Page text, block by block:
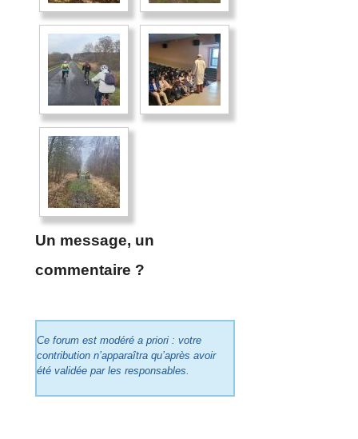
Un message, un
commentaire ?
Ce forum est modéré a priori : votre
contribution n’apparaîtra qu’après avoir
été validée par les responsables.